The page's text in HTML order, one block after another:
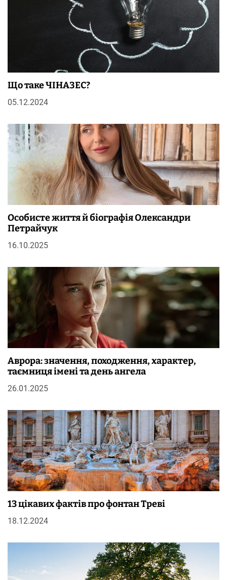
Що таке ЧІНАЗЕС?
05.12.2024
Особисте життя й біографія Олександри
Петрайчук
16.10.2025
Аврора: значення, походження, характер,
таємниця імені та день ангела
26.01.2025
13 цікавих фактів про фонтан Треві
18.12.2024